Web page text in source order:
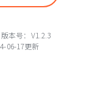
本号：V1.2.3
06-17更新